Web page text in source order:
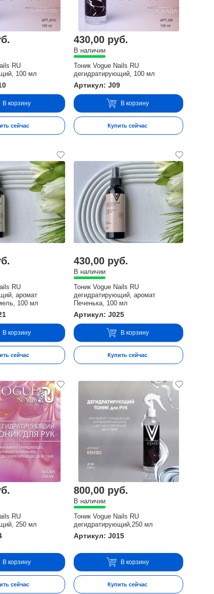
RU
100 мл
В корзину
сейчас
430,00 руб.
В наличии
Тоник Vogue Nails RU
дегидратирующий, 100 мл
Артикул: J09
В корзину
Купить сейчас
RU
аромат
100 мл
В корзину
сейчас
430,00 руб.
В наличии
Тоник Vogue Nails RU
дегидратирующий, аромат
Печенька, 100 мл
Артикул: J025
В корзину
Купить сейчас
RU
250 мл
В корзину
сейчас
800,00 руб.
В наличии
Тоник Vogue Nails RU
дегидратирующий,250 мл
Артикул: J015
В корзину
Купить сейчас